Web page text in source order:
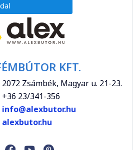
KFT.
2072 Zsámbék, Magyar u. 21-23.
+36 23/341-356
info@alexbutor.hu
alexbutor.hu